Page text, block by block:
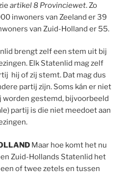
artikel 8 Provinciewet. Zo
inwoners van Zeeland er 39
van Zuid-Holland er 55.
brengt zelf een stem uit bij
Elk Statenlid mag zelf
hij of zij stemt. Dat mag dus
partij zijn. Soms kán er niet
worden gestemd, bijvoorbeeld
partij is die niet meedoet aan
Maar hoe komt het nu
Zuid-Hollands Statenlid het
of twee zetels en tussen